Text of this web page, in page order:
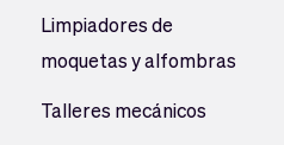
Limpiadores de
moquetas y alfombras
Talleres mecánicos